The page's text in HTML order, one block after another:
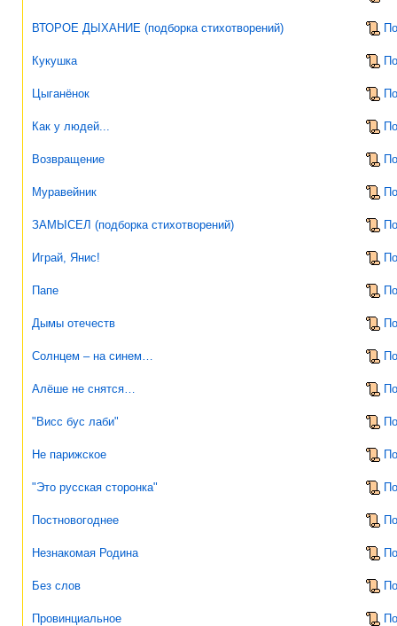
ВТОРОЕ ДЫХАНИЕ (подборка стихотворений)
Кукушка
Цыганёнок
Как у людей...
Возвращение
Муравейник
ЗАМЫСЕЛ (подборка стихотворений)
Играй, Янис!
Папе
Дымы отечеств
Солнцем – на синем…
Алёше не снятся…
"Висс бус лаби"
Не парижское
"Это русская сторонка"
Постновогоднее
Незнакомая Родина
Без слов
Провинциальное